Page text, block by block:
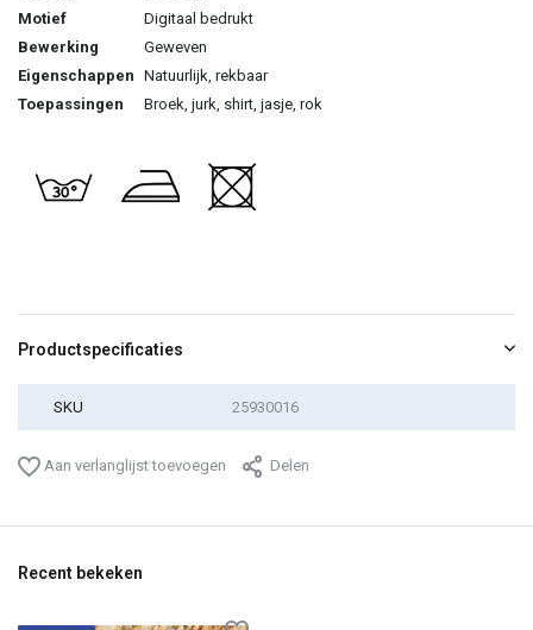
Motief
Digitaal bedrukt
Bewerking
Geweven
Eigenschappen Natuurlijk, rekbaar
Toepassingen
Broek, jurk, shirt, jasje, rok
Productspecificaties
SKU 25930016
Aan verlanglijst toevoegen Delen
Recent bekeken